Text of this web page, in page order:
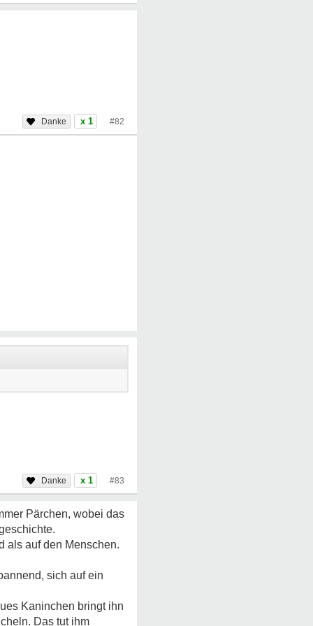
x 1 #82
x 1 #83
Pärchen, wobei das
als auf den Menschen.
sich auf ein
Kaninchen bringt ihn
Das tut ihm